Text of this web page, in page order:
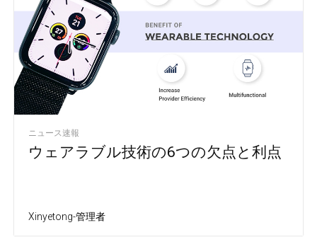
ニュース速報
ウェアラブル技術の6つの欠点と利点
Xinyetong-管理者